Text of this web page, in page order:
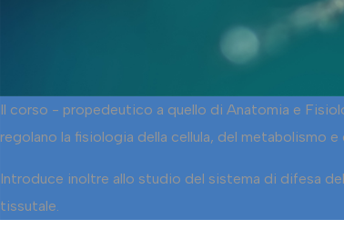
Il corso - propedeutico a quello di Anatomia e
regolano la fisiologia della cellula, del metabolismo
Introduce inoltre allo studio del sistema di difesa
tissutale.